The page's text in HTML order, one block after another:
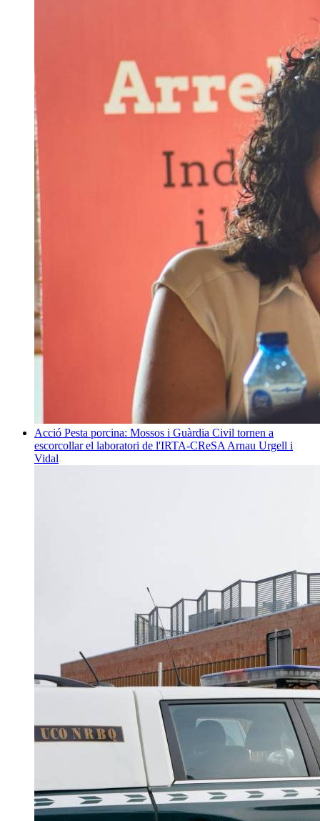
Acció Pesta porcina: Mossos i Guàrdia Civil tornen a
escorcollar el laboratori de l'IRTA-CReSA Arnau Urgell i
Vidal